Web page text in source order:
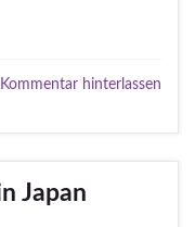
Kommentar hinterlassen
Japan